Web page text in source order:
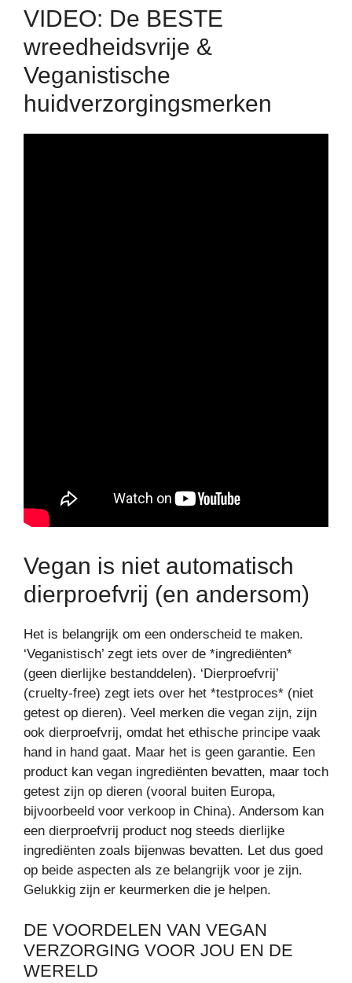
VIDEO: De BESTE
wreedheidsvrije &
Veganistische
huidverzorgingsmerken
Vegan is niet automatisch
dierproefvrij (en andersom)
Het is belangrijk om een onderscheid te maken.
‘Veganistisch’ zegt iets over de *ingrediënten*
(geen dierlijke bestanddelen). ‘Dierproefvrij’
(cruelty-free) zegt iets over het *testproces* (niet
getest op dieren). Veel merken die vegan zijn, zijn
ook dierproefvrij, omdat het ethische principe vaak
hand in hand gaat. Maar het is geen garantie. Een
product kan vegan ingrediënten bevatten, maar toch
getest zijn op dieren (vooral buiten Europa,
bijvoorbeeld voor verkoop in China). Andersom kan
een dierproefvrij product nog steeds dierlijke
ingrediënten zoals bijenwas bevatten. Let dus goed
op beide aspecten als ze belangrijk voor je zijn.
Gelukkig zijn er keurmerken die je helpen.
DE VOORDELEN VAN VEGAN
VERZORGING VOOR JOU EN DE
WERELD